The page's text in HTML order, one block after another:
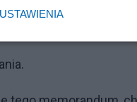
USTAWIENIA